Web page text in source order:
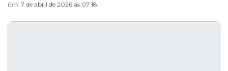
Em 7 de abril de 2026 ás 07:18